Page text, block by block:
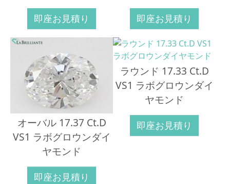
即座お見積り 即座お見積り
オーバル 17.37 Ct.D
VS1 ラボグロウンダイ
ヤモンド
即座お見積り
ラウンド 17.33 Ct.D
VS1 ラボグロウンダイ
ヤモンド
即座お見積り